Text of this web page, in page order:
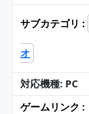
サブカテゴリ :
オ
対応機種: PC
ゲームリンク :